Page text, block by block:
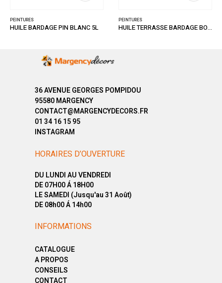
PEINTURES
HUILE BARDAGE PIN BLANC 5L
PEINTURES
HUILE TERRASSE BARDAGE BOIS GRISE 1L
36 AVENUE GEORGES POMPIDOU
95580 MARGENCY
CONTACT@MARGENCYDECORS.FR
01 34 16 15 95
INSTAGRAM
HORAIRES D’OUVERTURE
DU LUNDI AU VENDREDI
DE 07H00 Á 18H00
LE SAMEDI (Jusqu'au 31 Août)
DE 08h00 Á 14h00
INFORMATIONS
CATALOGUE
A PROPOS
CONSEILS
CONTACT